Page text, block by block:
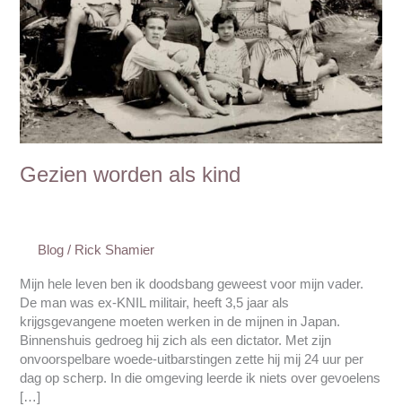
Gezien worden als kind
Blog/ Rick Shamier
Mijn hele leven ben ik doodsbang geweest voor mijn vader.
De man was ex-KNIL militair, heeft 3,5 jaar als
krijgsgevangene moeten werken in de mijnen in Japan.
Binnenshuis gedroeg hij zich als een dictator. Met zijn
onvoorspelbare woede-uitbarstingen zette hij mij 24 uur per
dag op scherp. In die omgeving leerde ik niets over gevoelens
[…]